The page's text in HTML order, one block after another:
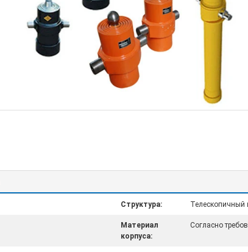
Структура: Телескопичный
Материал
корпуса:
Согласно